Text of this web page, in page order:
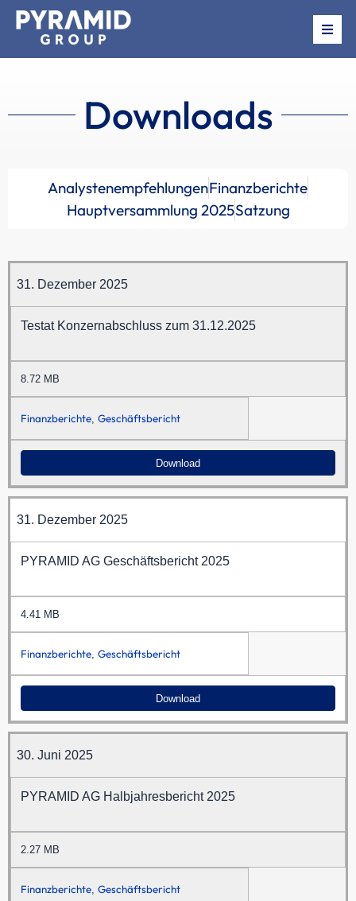
Beteiligungen Downloads
AnalystenempfehlungenFinanzberichte
Hauptversammlung 2025Satzung
31. Dezember 2025
Testat Konzernabschluss zum 31.12.2025
8.72 MB
Finanzberichte, Geschäftsbericht
Download
31. Dezember 2025
PYRAMID AG Geschäftsbericht 2025
4.41 MB
Finanzberichte, Geschäftsbericht
Download
30. Juni 2025
PYRAMID AG Halbjahresbericht 2025
2.27 MB
Finanzberichte, Geschäftsbericht